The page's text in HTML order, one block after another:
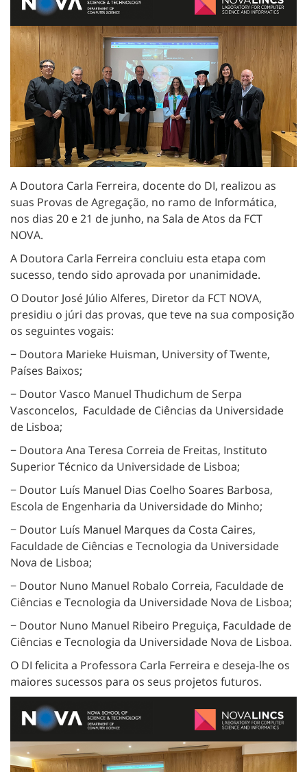
A Doutora Carla Ferreira, docente do DI, realizou as
suas Provas de Agregação, no ramo de Informática,
nos dias 20 e 21 de junho, na Sala de Atos da FCT
NOVA.
A Doutora Carla Ferreira concluiu esta etapa com
sucesso, tendo sido aprovada por unanimidade.
O Doutor José Júlio Alferes, Diretor da FCT NOVA,
presidiu o júri das provas, que teve na sua composição
os seguintes vogais:
− Doutora Marieke Huisman, University of Twente,
Países Baixos;
− Doutor Vasco Manuel Thudichum de Serpa
Vasconcelos, Faculdade de Ciências da Universidade
de Lisboa;
− Doutora Ana Teresa Correia de Freitas, Instituto
Superior Técnico da Universidade de Lisboa;
− Doutor Luís Manuel Dias Coelho Soares Barbosa,
Escola de Engenharia da Universidade do Minho;
− Doutor Luís Manuel Marques da Costa Caires,
Faculdade de Ciências e Tecnologia da Universidade
Nova de Lisboa;
− Doutor Nuno Manuel Robalo Correia, Faculdade de
Ciências e Tecnologia da Universidade Nova de Lisboa;
− Doutor Nuno Manuel Ribeiro Preguiça, Faculdade de
Ciências e Tecnologia da Universidade Nova de Lisboa.
O DI felicita a Professora Carla Ferreira e deseja-lhe os
maiores sucessos para os seus projetos futuros.